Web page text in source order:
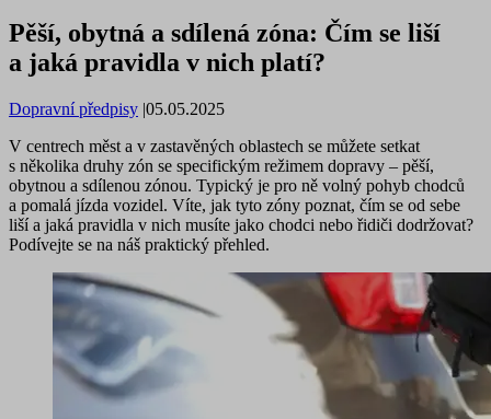
Pěší, obytná a sdílená zóna: Čím se liší
a jaká pravidla v nich platí?
Dopravní předpisy |05.05.2025
V centrech měst a v zastavěných oblastech se můžete setkat
s několika druhy zón se specifickým režimem dopravy – pěší,
obytnou a sdílenou zónou. Typický je pro ně volný pohyb chodců
a pomalá jízda vozidel. Víte, jak tyto zóny poznat, čím se od sebe
liší a jaká pravidla v nich musíte jako chodci nebo řidiči dodržovat?
Podívejte se na náš praktický přehled.